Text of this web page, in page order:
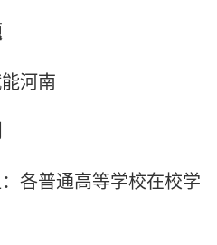
河南
普通高等学校在校学